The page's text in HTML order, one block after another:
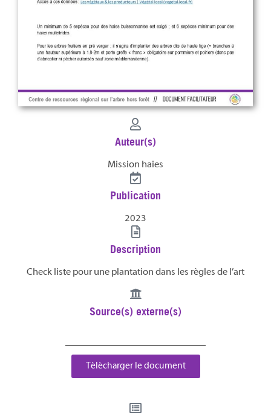
Auteur(s)
Mission haies
Publication
2023
Description
Check liste pour une plantation dans les règles de l’art
Source(s) externe(s)
Télécharger le document